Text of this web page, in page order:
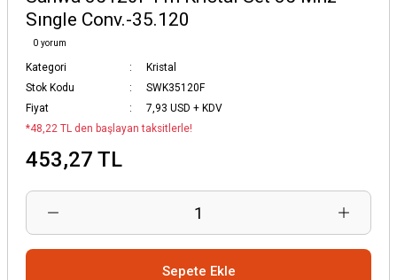
Sıngle Conv.-35.120
0 yorum
Kategori
Kristal
Stok Kodu
SWK35120F
Fiyat
7,93 USD + KDV
*48,22 TL den başlayan taksitlerle!
453,27 TL
Sepete Ekle